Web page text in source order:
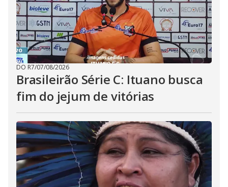
DO R7/07/08/2026
Brasileirão Série C: Ituano busca
fim do jejum de vitórias